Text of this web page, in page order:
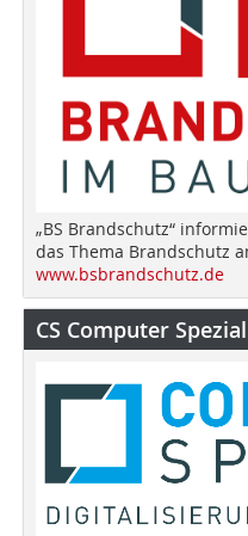
„BS Brandschutz“
das Thema Brandschutz
www.bsbrandschutz.de
CS Computer Spezial